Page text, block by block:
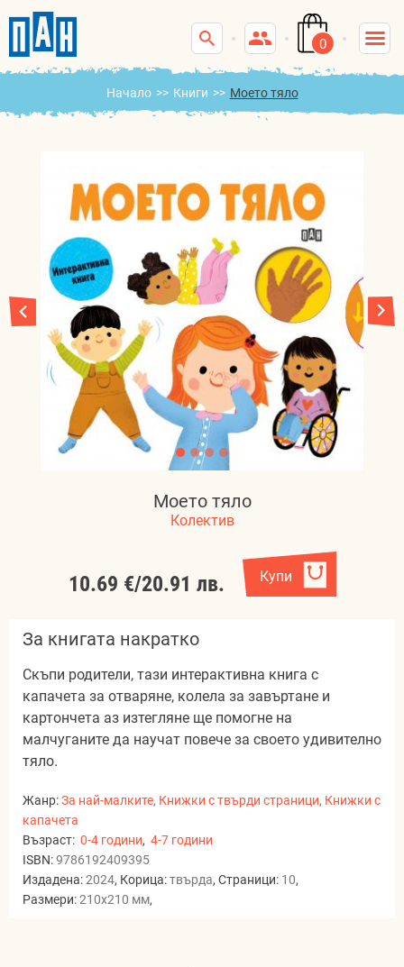
0
Начало >> Книги >> Моето тяло
Моето тяло
Колектив
10.69 €/20.91 лв. Купи
За книгата накратко
Скъпи родители, тази интерактивна книга с
капачета за отваряне, колела за завъртане и
картончета аз изтегляне ще помогне на
малчуганите да научат повече за своето удивително
тяло.
Жанр:За най-малките, Книжки с твърди страници, Книжки с
капачета
Възраст: 0-4 години, 4-7 години
ISBN:9786192409395
Издадена:2024, Корица:твърда, Страници: 10,
Размери:210x210 мм,